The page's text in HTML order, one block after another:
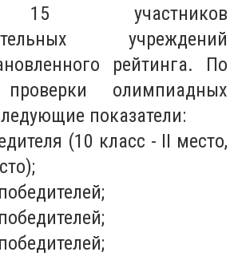
15 участников
учреждений
рейтинга. По
проверки олимпиадных
показатели:
(10 класс - II место,